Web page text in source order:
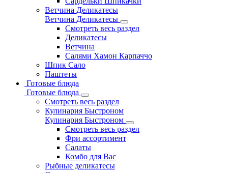
Ветчина Деликатесы
Ветчина Деликатесы
Смотреть весь раздел
Деликатесы
Ветчина
Салями Хамон Карпаччо
Шпик Сало
Паштеты
Готовые блюда
Готовые блюда
Смотреть весь раздел
Кулинария Быстроном
Кулинария Быстроном
Смотреть весь раздел
Фри ассортимент
Салаты
Комбо для Вас
Рыбные деликатесы